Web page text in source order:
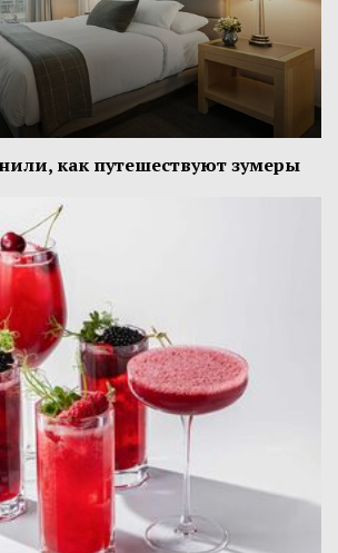
как путешествуют зумеры